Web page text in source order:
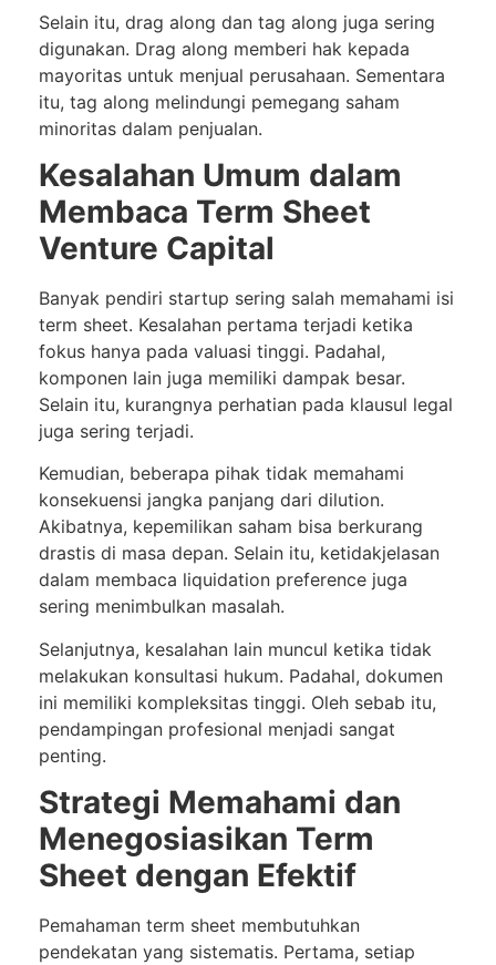
Selain itu, drag along dan tag along juga sering
digunakan. Drag along memberi hak kepada
mayoritas untuk menjual perusahaan. Sementara
itu, tag along melindungi pemegang saham
minoritas dalam penjualan.
Kesalahan Umum dalam
Membaca Term Sheet
Venture Capital
Banyak pendiri startup sering salah memahami isi
term sheet. Kesalahan pertama terjadi ketika
fokus hanya pada valuasi tinggi. Padahal,
komponen lain juga memiliki dampak besar.
Selain itu, kurangnya perhatian pada klausul legal
juga sering terjadi.
Kemudian, beberapa pihak tidak memahami
konsekuensi jangka panjang dari dilution.
Akibatnya, kepemilikan saham bisa berkurang
drastis di masa depan. Selain itu, ketidakjelasan
dalam membaca liquidation preference juga
sering menimbulkan masalah.
Selanjutnya, kesalahan lain muncul ketika tidak
melakukan konsultasi hukum. Padahal, dokumen
ini memiliki kompleksitas tinggi. Oleh sebab itu,
pendampingan profesional menjadi sangat
penting.
Strategi Memahami dan
Menegosiasikan Term
Sheet dengan Efektif
Pemahaman term sheet membutuhkan
pendekatan yang sistematis. Pertama, setiap